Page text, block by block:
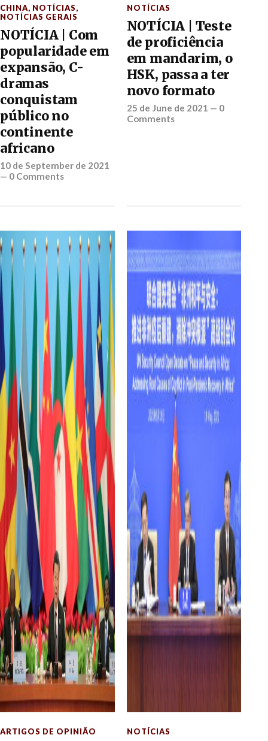
CHINA, NOTÍCIAS,
NOTÍCIAS GERAIS
NOTÍCIA | Com
popularidade em
expansão, C-
dramas
conquistam
público no
continente
africano
10 de September de 2021
— 0 Comments
NOTÍCIAS
NOTÍCIA | Teste
de proficiência
em mandarim, o
HSK, passa a ter
novo formato
25 de June de 2021 — 0
Comments
ARTIGOS DE OPINIÃO NOTÍCIAS